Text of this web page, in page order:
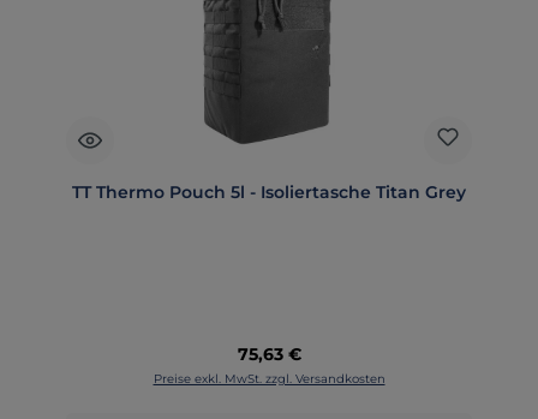
TT Thermo Pouch 5l - Isoliertasche Titan Grey
Regulärer Preis:
75,63 €
Preise exkl. MwSt. zzgl. Versandkosten